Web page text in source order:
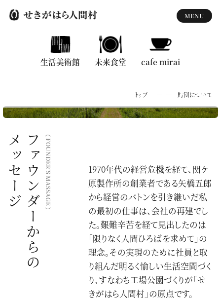
MENU
生活美術館 未来食堂 cafe mirai
トップ
せきがはら人間村とは
ご利用案内
財団について
動画
お問い合わせ
ガイドツアー予約
生活美術館 未来食堂 cafe mirai
トップ 財団について
財団について
FOUNDATION
（
FOUNDER’S MASSAGE
）
ファウンダーからの
メッセージ
1970年代の経営危機を経て、関ケ
原製作所の創業者である矢橋五郎
から経営のバトンを引き継いだ私
の最初の仕事は、会社の再建でし
た。艱難辛苦を経て見出したのは
「限りなく人間ひろばを求めて」の
理念。その実現のために社員と取
り組んだ明るく愉しい生活空間づく
り、すなわち工場公園づくりが「せ
きがはら人間村」の原点です。